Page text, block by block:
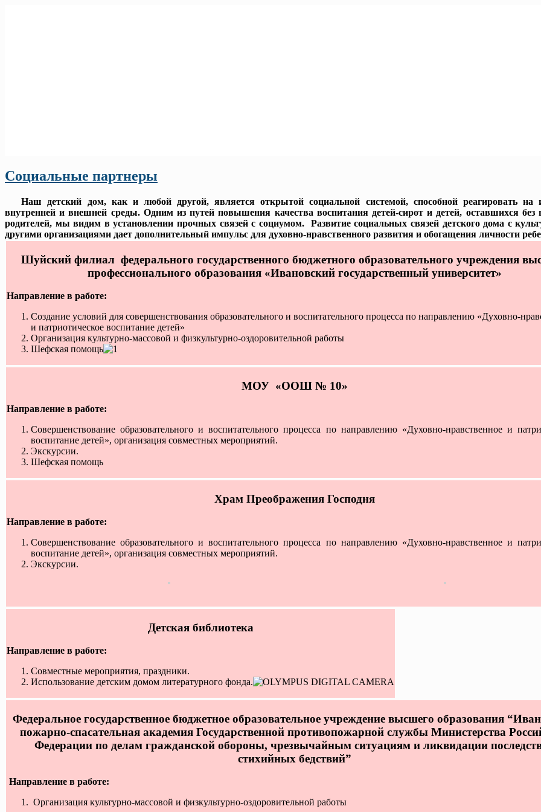
Социальные партнеры
Наш детский дом, как и любой другой, является открытой социальной системой, способной реагировать на
внутренней и внешней среды. Одним из путей повышения качества воспитания детей-сирот и детей, оставшихся без
родителей, мы видим в установлении прочных связей с социумом. Развитие социальных связей детского дома с
другими организациями дает дополнительный импульс для духовно-нравственного развития и обогащения личности
Шуйский филиал федерального государственного бюджетного образовательного учреждения
профессионального образования «Ивановский государственный университет»
Направление в работе:
Создание условий для совершенствования образовательного и воспитательного процесса по направлению «Духовно-
и патриотическое воспитание детей»
Организация культурно-массовой и физкультурно-оздоровительной работы
Шефская помощь
МОУ «ООШ № 10»
Направление в работе:
Совершенствование образовательного и воспитательного процесса по направлению «Духовно-нравственное и
воспитание детей», организация совместных мероприятий.
Экскурсии.
Шефская помощь
Храм Преображения Господня
Направление в работе:
Совершенствование образовательного и воспитательного процесса по направлению «Духовно-нравственное и
воспитание детей», организация совместных мероприятий.
Экскурсии.
Детская библиотека
Направление в работе:
Совместные мероприятия, праздники.
Использование детским домом литературного фонда.
Федеральное государственное бюджетное образовательное учреждение высшего образования
пожарно-спасательная академия Государственной противопожарной службы Министерства
Федерации по делам гражданской обороны, чрезвычайным ситуациям и ликвидации
стихийных бедствий”
Направление в работе:
Организация культурно-массовой и физкультурно-оздоровительной работы